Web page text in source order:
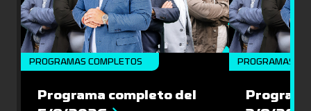
PROGRAMAS COMPLETOS
Programa completo del
PROGRAMAS